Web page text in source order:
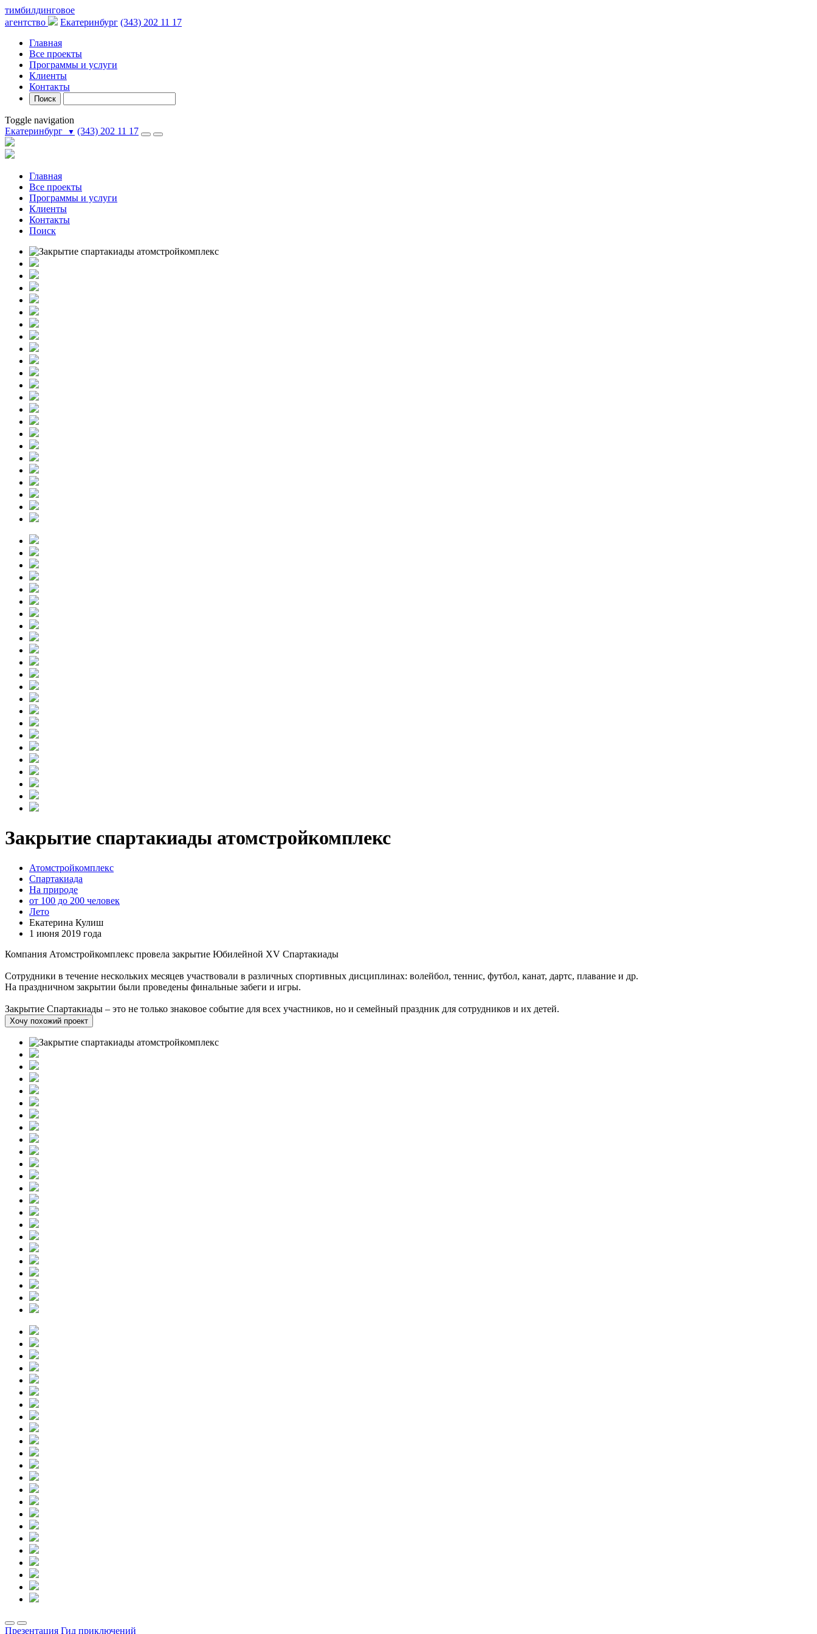
тимбилдинговое
агентство
Екатеринбург (343) 202 11 17
Главная
Все проекты
Программы и услуги
Клиенты
Контакты
Поиск
Toggle navigation
Екатеринбург
▼ (343) 202 11 17
Главная
Все проекты
Программы и услуги
Клиенты
Контакты
Поиск
Закрытие спартакиады атомстройкомплекс
Атомстройкомплекс
Спартакиада
На природе
от 100 до 200 человек
Лето
Екатерина Кулиш
1 июня 2019 года
Компания Атомстройкомплекс провела закрытие Юбилейной XV Спартакиады
Сотрудники в течение нескольких месяцев участвовали в различных спортивных дисциплинах: волейбол, теннис, футбол, канат, дартс, плавание и др.
На праздничном закрытии были проведены финальные забеги и игры.
Закрытие Спартакиады – это не только знаковое событие для всех участников, но и семейный праздник для сотрудников и их детей.
Хочу похожий проект
Презентация Гид приключений